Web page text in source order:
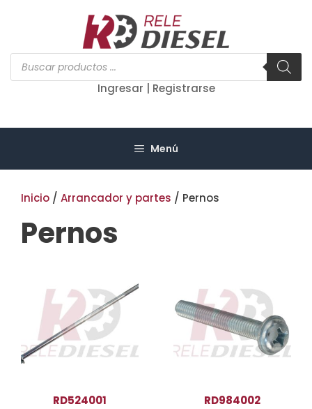
Búsqueda
de
productos
Ingresar | Registrarse
Menú
Inicio / Arrancador y partes / Pernos
Pernos
RD524001 RD984002